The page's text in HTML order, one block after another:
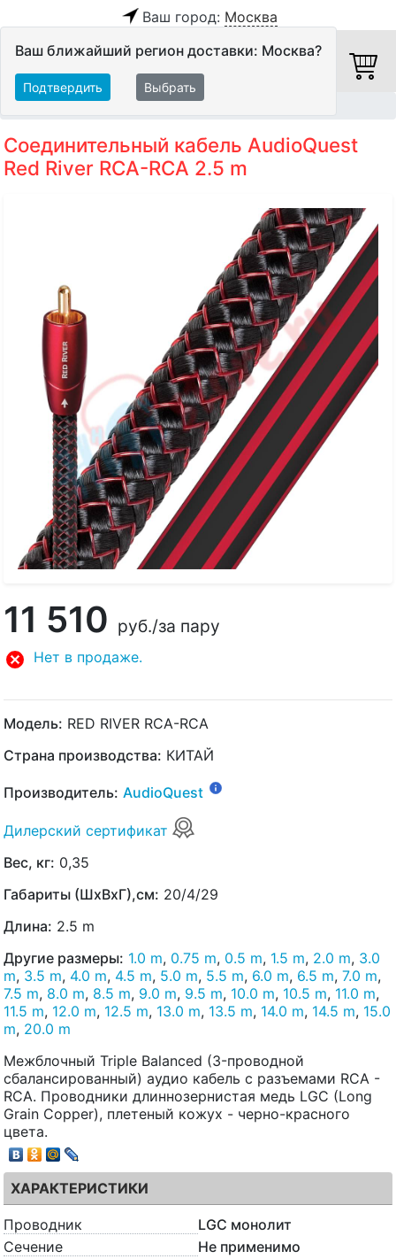
Ваш город: Москва
Ваш ближайший регион доставки: Москва?
Подтвердить Выбрать
Соединительный кабель AudioQuest
Red River RCA-RCA 2.5 m
11 510 руб./за пару
Нет в продаже.
Модель: RED RIVER RCA-RCA
Страна производства: КИТАЙ
Производитель: AudioQuest
Дилерский сертификат
Вес, кг: 0,35
Габариты (ШхВхГ),см: 20/4/29
Длина: 2.5 m
Другие размеры: 1.0 m, 0.75 m, 0.5 m, 1.5 m, 2.0 m, 3.0
m, 3.5 m, 4.0 m, 4.5 m, 5.0 m, 5.5 m, 6.0 m, 6.5 m, 7.0 m,
7.5 m, 8.0 m, 8.5 m, 9.0 m, 9.5 m, 10.0 m, 10.5 m, 11.0 m,
11.5 m, 12.0 m, 12.5 m, 13.0 m, 13.5 m, 14.0 m, 14.5 m, 15.0
m, 20.0 m
Межблочный Triple Balanced (3-проводной
сбалансированный) аудио кабель с разъемами RCA -
RCA. Проводники длиннозернистая медь LGC (Long
Grain Copper), плетеный кожух - черно-красного
цвета.
ХАРАКТЕРИСТИКИ
Проводник
LGC монолит
Сечение
Не применимо